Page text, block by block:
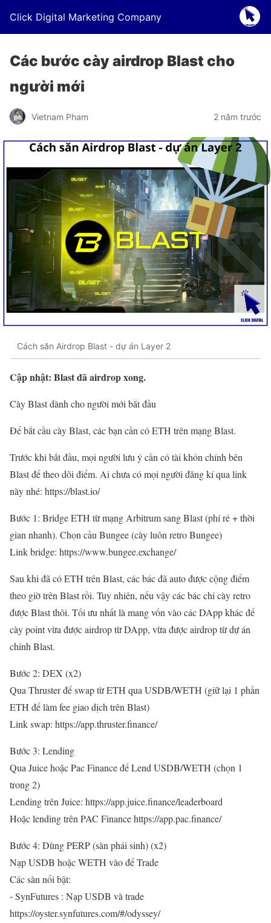
Click Digital Marketing Company
Các bước cày airdrop Blast cho
người mới
Vietnam Pham 2 năm trước
Cách săn Airdrop Blast - dự án Layer 2
Cập nhật: Blast đã airdrop xong.
Cày Blast dành cho người mới bắt đầu
Để bắt cầu cày Blast, các bạn cần có ETH trên mạng Blast.
Trước khi bắt đầu, mọi người lưu ý cần có tài khỏn chính bên
Blast để theo dõi điểm. Ai chưa có mọi người đăng kí qua link
này nhé: https://blast.io/
Bước 1: Bridge ETH từ mạng Arbitrum sang Blast (phí rẻ + thời
gian nhanh). Chọn cầu Bungee (cày luôn retro Bungee)
Link bridge: https://www.bungee.exchange/
Sau khi đã có ETH trên Blast, các bác đã auto được cộng điểm
theo giờ trên Blast rồi. Tuy nhiên, nếu vậy các bác chỉ cày retro
được Blast thôi. Tối ưu nhất là mang vốn vào các DApp khác để
cày point vừa được airdrop từ DApp, vừa được airdrop từ dự án
chính Blast.
Bước 2: DEX (x2)
Qua Thruster để swap từ ETH qua USDB/WETH (giữ lại 1 phần
ETH để làm fee giao dịch trên Blast)
Link swap: https://app.thruster.finance/
Bước 3: Lending
Qua Juice hoặc Pac Finance để Lend USDB/WETH (chọn 1
trong 2)
Lending trên Juice: https://app.juice.finance/leaderboard
Hoặc lending trên PAC Finance https://app.pac.finance/
Bước 4: Dùng PERP (sàn phái sinh) (x2)
Nạp USDB hoặc WETH vào để Trade
Các sàn nổi bật:
⁃ SynFutures : Nạp USDB và trade
https://oyster.synfutures.com/#/odyssey/